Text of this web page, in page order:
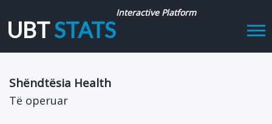
UBTSTATS
Interactive Platform
Shëndtësia Health
Të operuar